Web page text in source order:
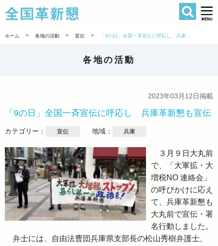
全国革新懇
検索
ホーム > 各地の活動 > 宣伝 >
各地の活動
2023年03月12日掲載
「9の日」全国一斉宣伝に呼応し 兵庫革新懇も宣伝
カテゴリー： 宣伝 地域： 兵庫
３月９日大丸前
で、「大軍拡・大
増税NO 連絡会」
の呼びかけに応え
て、兵庫革新懇も
大丸前で宣伝・署
名行動しました。
弁士には、自由法曹団兵庫県支部長の松山秀樹弁護士、